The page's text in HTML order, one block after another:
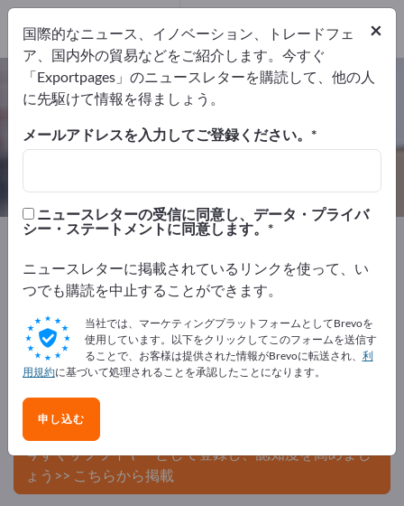
Workstand Ladders – メーカーとサ
プライヤーを検索
2
2
Exportpages 輸送および梱包
倉庫貯蔵技術設備
Workstand Ladders
Exportpagesで無料で広告を掲載！
ニーズ – オファー – 中古品 – ビジネスコンタクト >> こ
こから始める
Exportpagesで貴社と製品を掲載し
ましょう。
今すぐサプライヤーとして登録し、認知度を高めまし
ょう>> こちらから掲載
×
国際的なニュース、イノベーション、トレードフェ
ア、国内外の貿易などをご紹介します。今すぐ
「Exportpages」のニュースレターを購読して、他の人
に先駆けて情報を得ましょう。
メールアドレスを入力してご登録ください。
ニュースレターの受信に同意し、データ・プライバ
シー・ステートメントに同意します。
ニュースレターに掲載されているリンクを使って、い
つでも購読を中止することができます。
当社では、マーケティングプラットフォームとしてBrevoを
使用しています。以下をクリックしてこのフォームを送信す
ることで、お客様は提供された情報がBrevoに転送され、 利
用規約に基づいて処理されることを承認したことになります。
申し込む